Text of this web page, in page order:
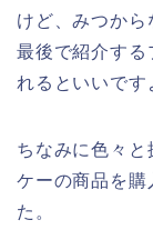
けど、みつか
最後で紹介する
れるといいです
ちなみに色々と
ケーの商品を購
た。